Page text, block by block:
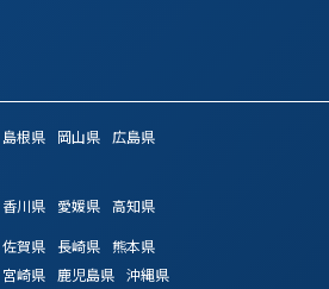
島根県 岡山県
広島県
香川県 愛媛県
高知県
佐賀県 長崎県
熊本県
宮崎県 鹿児島県
沖縄県